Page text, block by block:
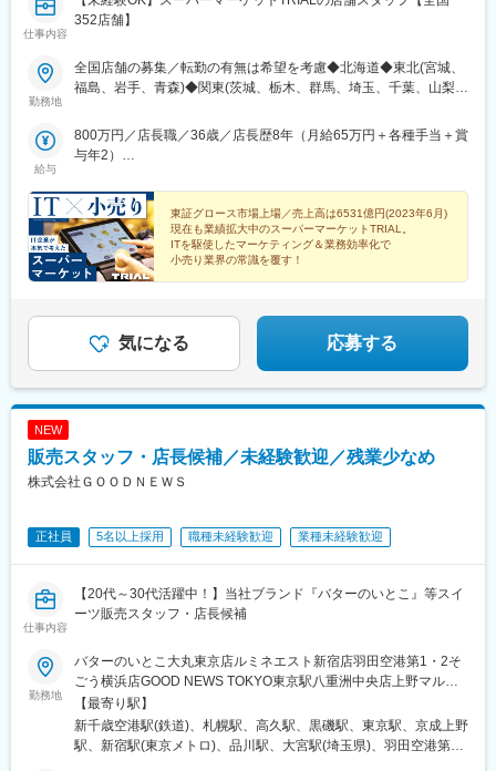
仕事内容
352店舗】
勤務地
全国店舗の募集／転勤の有無は希望を考慮◆北海道◆東北(宮城、
福島、岩手、青森)◆関東(茨城、栃木、群馬、埼玉、千葉、山梨、
阪、兵庫、奈良、滋賀)◆中四国(鳥取、島根、岡山、山口、広島、
香川)◆九州(福岡、佐賀、長崎、大分、宮崎、熊本、鹿児島)
給与
800万円／店長職／36歳／店長歴8年（月給65万円＋各種手当＋賞
与年2）
当＋賞与年2）
東証グロース市場上場／売上高は6531億円(2023年6月)
現在も業績拡大中のスーパーマーケットTRIAL。
ITを駆使したマーケティング＆業務効率化で
小売り業界の常識を覆す！
気になる 応募する
NEW
販売スタッフ・店長候補／未経験歓迎／残業少なめ
株式会社ＧＯＯＤＮＥＷＳ
正社員 5名以上採用 職種未経験歓迎 業種未経験歓迎
仕事内容
【20代～30代活躍中！】当社ブランド『バターのいとこ』等スイ
ーツ販売スタッフ・店長候補
勤務地
バターのいとこ大丸東京店ルミネエスト新宿店羽田空港第1・2そ
ごう横浜店GOOD NEWS TOKYO東京駅八重洲中央店上野マルイ
店エキュート品川店羽田空港第2GOOD NEWS SATELLITE羽田空
港第1サマンサタバサグローバルアイランド羽田空港第1・2バタ
ーのサンド羽田空港第1・2ブラウンチーズブラザーズ羽田空港第
【最寄り駅】
新千歳空港駅(鉄道)、札幌駅、高久駅、黒磯駅、東京駅、京成上野
駅、新宿駅(東京メトロ)、品川駅、大宮駅(埼玉県)、羽田空港第２